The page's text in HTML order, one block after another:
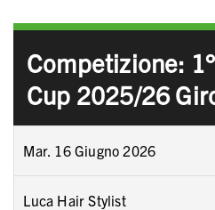
Competizione:
Cup 2025/26
Mar. 16 Giugno 2026
Luca Hair Stylist